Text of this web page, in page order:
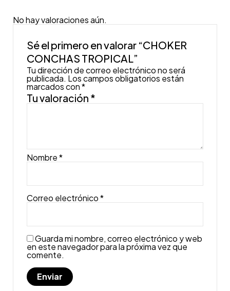
No hay valoraciones aún.
Sé el primero en valorar “CHOKER
CONCHAS TROPICAL”
Tu dirección de correo electrónico no será
publicada. Los campos obligatorios están
marcados con*
Tu valoración *
Nombre*
Correo electrónico*
Guarda mi nombre, correo electrónico y web
en este navegador para la próxima vez que
comente.